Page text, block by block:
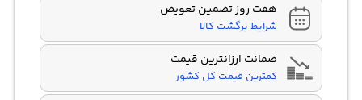
هفت روز تضمین تعویض
شرایط برگشت کالا
ضمانت ارزانترین قیمت
کمترین قیمت کل کشور